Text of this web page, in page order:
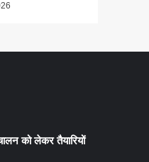
को लेकर तैयारियों